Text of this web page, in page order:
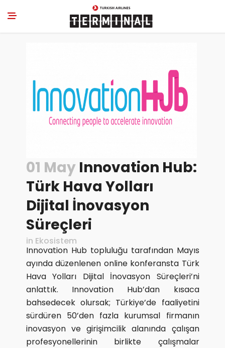
01 MayInnovation Hub:
Türk Hava Yolları
Dijital İnovasyon
Süreçleri
in Ekosistem
Innovation Hub topluluğu tarafından Mayıs
ayında düzenlenen online konferansta Türk
Hava Yolları Dijital İnovasyon Süreçleri’ni
anlattık. Innovation Hub’dan kısaca
bahsedecek olursak; Türkiye’de faaliyetini
sürdüren 50’den fazla kurumsal firmanın
inovasyon ve girişimcilik alanında çalışan
profesyonellerinin birlikte çalışmalar